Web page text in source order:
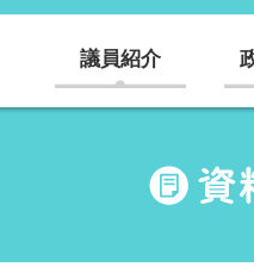
議員紹介